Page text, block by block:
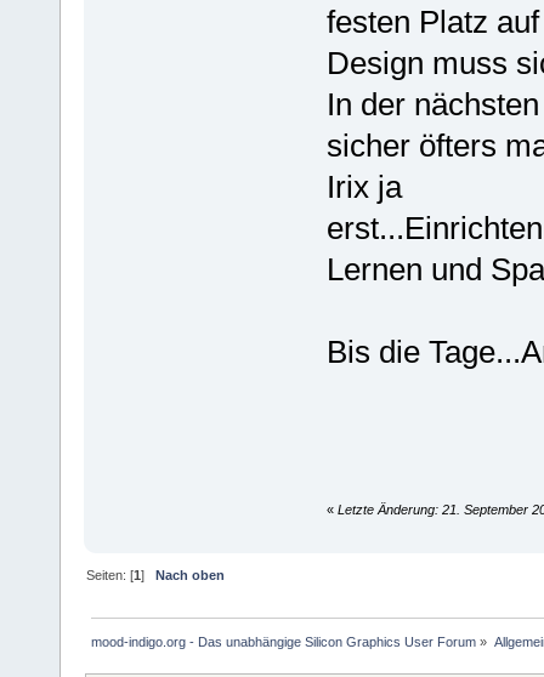
festen Platz
Design muss
In der
sicher öfters
Irix ja
Lernen und
Bis die
« Letzte Änderung: 21. September
Seiten: [1]Nach oben
mood-indigo.org - Das unabhängige Silicon Graphics User Forum »